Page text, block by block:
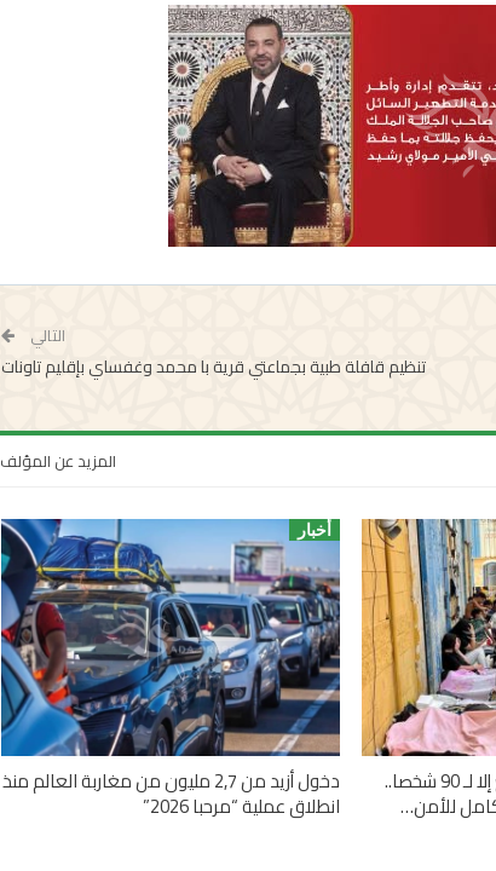
التالي
تنظيم قافلة طبية بجماعتي قرية با محمد وغفساي بإقليم تاونات
المزيد عن المؤلف
1100 قاصر في مراكز لا تتسع إلا لـ 90 شخصا..
للأمن…
أخبار
دخول أزيد من 2,7 مليون من مغاربة العالم منذ
انطلاق عملية “مرحبا 2026”